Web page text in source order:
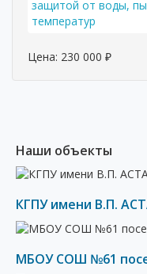
Цена: 230 000 ₽
Наши объекты
КГПУ имени В.П.
МБОУ СОШ №61